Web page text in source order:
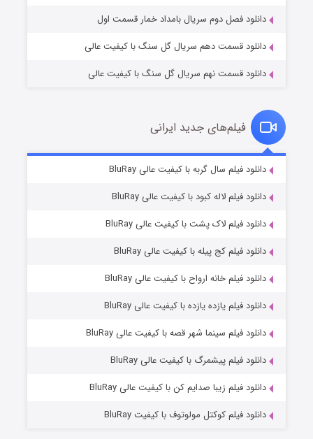
قسمت۶ (زیرنویس) منتشر شد
دانلود فصل دوم سریال بامداد خمار قسمت اول
دانلود قسمت دهم سریال گل سنگ با کیفیت عالی
دانلود قسمت نهم سریال گل سنگ با کیفیت عالی
فیلم‌های جدید ایرانی
دانلود فیلم سال گربه با کیفیت عالی BluRay
دانلود فیلم لاله کبود با کیفیت عالی BluRay
دانلود فیلم لاک پشت با کیفیت عالی BluRay
دانلود فیلم کج‌ پیله با کیفیت عالی BluRay
دانلود فیلم خانه ارواح با کیفیت عالی BluRay
دانلود فیلم یازده یازده با کیفیت عالی BluRay
دانلود فیلم سینما شهر قصه با کیفیت عالی BluRay
دانلود فیلم پیشمرگ با کیفیت عالی BluRay
دانلود فیلم زیبا صدایم کن با کیفیت عالی BluRay
دانلود فیلم کوکتل مولوتوف با کیفیت BluRay